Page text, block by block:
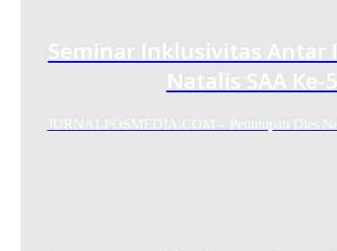
Seminar Inklusivitas Antar
Natalis SAA
JURNALPOSMEDIA.COM – Penutupan Dies